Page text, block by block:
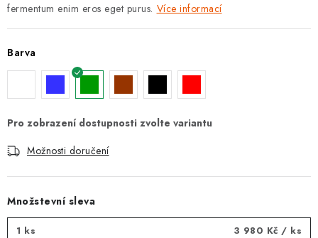
fermentum enim eros eget purus. Více informací
Barva
Možnosti doručení
Množstevní sleva
1 ks 3 980 Kč / ks